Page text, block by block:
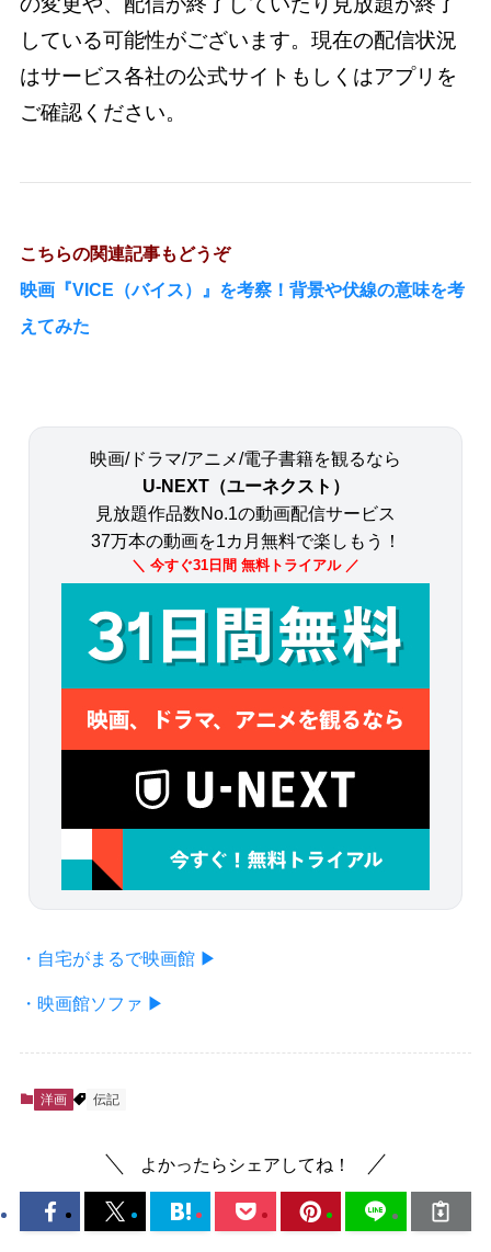
している可能性がございます。現在の配信状況
はサービス各社の公式サイトもしくはアプリを
ご確認ください。
こちらの関連記事もどうぞ
映画『VICE（バイス）』を考察！背景や伏線の意味を考
えてみた
映画/ドラマ/アニメ/電子書籍を観るなら
U-NEXT（ユーネクスト）
見放題作品数No.1の動画配信サービス
37万本の動画を1カ月無料で楽しもう！
＼ 今すぐ31日間 無料トライアル ／
・自宅がまるで映画館 ▶
・映画館ソファ ▶
洋画 伝記
よかったらシェアしてね！